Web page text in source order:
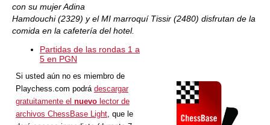
con su mujer Adina
Hamdouchi (2329) y el MI marroquí Tissir (2480) disfrutan de la
comida en la cafetería del hotel.
Partidas de las rondas 1 a
5 en PGN
Si usted aún no es miembro de
Playchess.com podrá descargar
gratuitamente el nuevolector de
archivos ChessBase Light, que le